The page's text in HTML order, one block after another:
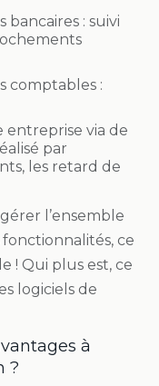
bancaires : suivi
comptables :
entreprise via de
par
les retard de
l’ensemble
ce
! Qui plus est, ce
logiciels de
à
?